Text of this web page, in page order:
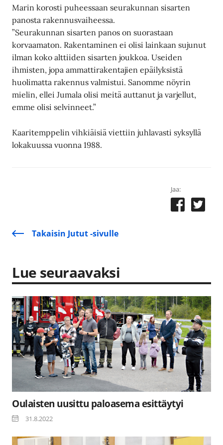
Marin korosti puheessaan seurakunnan sisarten
panosta rakennusvaiheessa.
”Seurakunnan sisarten panos on suorastaan
korvaamaton. Rakentaminen ei olisi lainkaan sujunut
ilman koko alttiiden sisarten joukkoa. Useiden
ihmisten, jopa ammattirakentajien epäilyksistä
huolimatta rakennus valmistui. Sanomme nöyrin
mielin, ellei Jumala olisi meitä auttanut ja varjellut,
emme olisi selvinneet.”
Kaaritemppelin vihkiäisiä viettiin juhlavasti syksyllä
lokakuussa vuonna 1988.
Jaa:
Takaisin Jutut -sivulle
Lue seuraavaksi
Oulaisten uusittu paloasema esittäytyi
31.8.2022